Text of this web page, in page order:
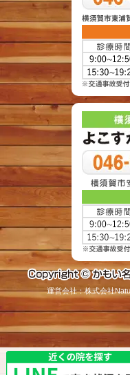
運営会社：株式会社